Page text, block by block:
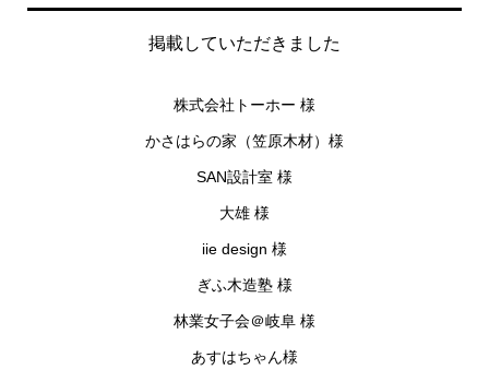
掲載していただきました
株式会社トーホー 様
かさはらの家（笠原木材）様
SAN設計室 様
大雄 様
iie design 様
ぎふ木造塾 様
林業女子会＠岐阜 様
あすはちゃん様